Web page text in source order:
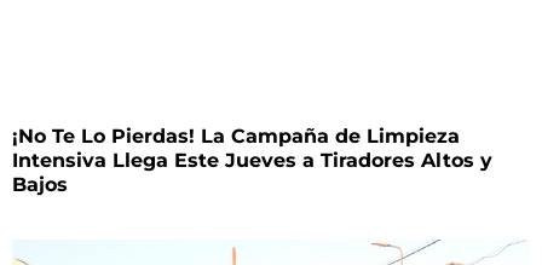
¡No Te Lo Pierdas! La Campaña de Limpieza
Intensiva Llega Este Jueves a Tiradores Altos y
Bajos